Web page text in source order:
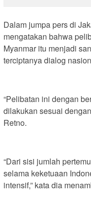
Dalam jumpa pers di
mengatakan bahwa
Myanmar itu menjadi
terciptanya dialog
“Pelibatan ini dengan
dilakukan sesuai
Retno.
“Dari sisi jumlah
selama keketuaan
intensif,” kata dia